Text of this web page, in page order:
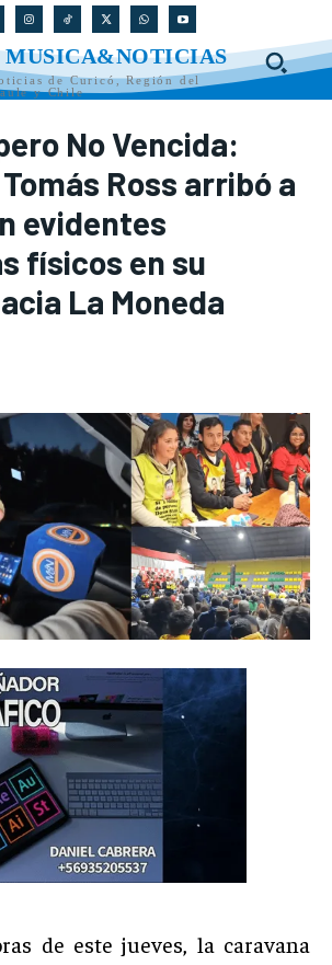
MUSICA&NOTICIAS
de Curicó, Región del
y Chile
No Vencida:
Ross arribó a
evidentes
físicos en su
La Moneda
de este jueves, la caravana